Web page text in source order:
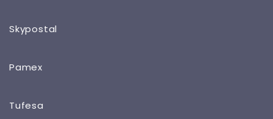
Skypostal
Pamex
Tufesa